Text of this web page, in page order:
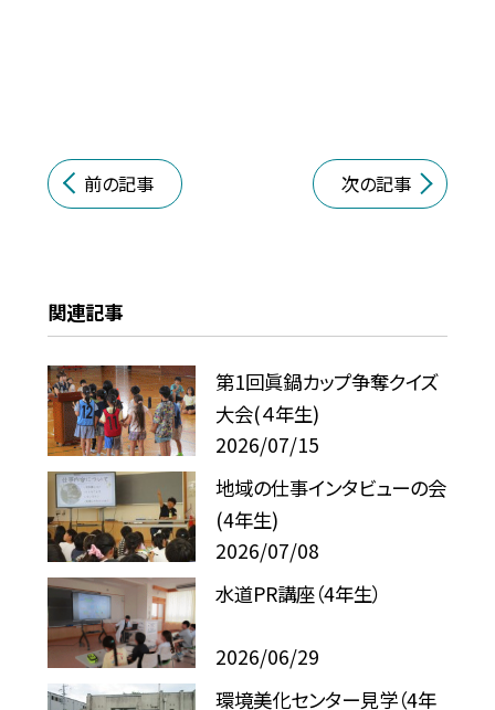
前の記事 次の記事
関連記事
第1回眞鍋カップ争奪クイズ
大会(４年生)
2026/07/15
地域の仕事インタビューの会
(4年生)
2026/07/08
水道PR講座（4年生）
2026/06/29
環境美化センター見学（4年